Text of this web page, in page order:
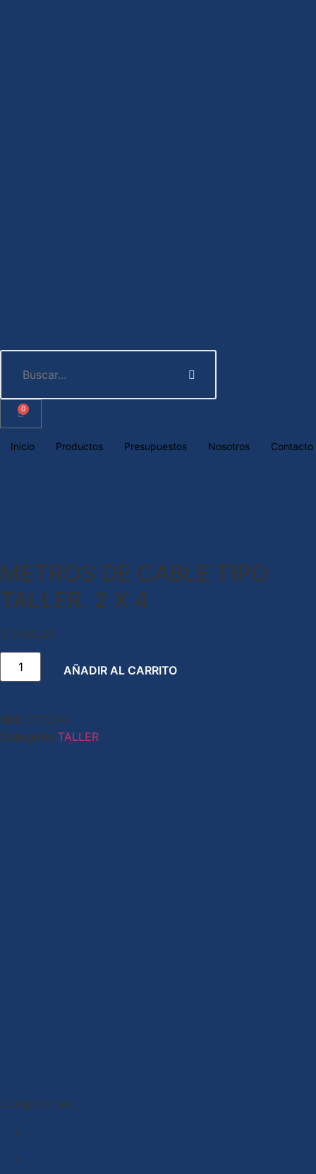
0
Inicio Productos Presupuestos Nosotros Contacto
METROS DE CABLE TIPO
TALLER. 2 X 4
$ 3.981,26
AÑADIR AL CARRITO
SKU CTT2X4
Categoría TALLER
Compartir en :